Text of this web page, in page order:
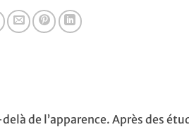
de l’apparence. Après des